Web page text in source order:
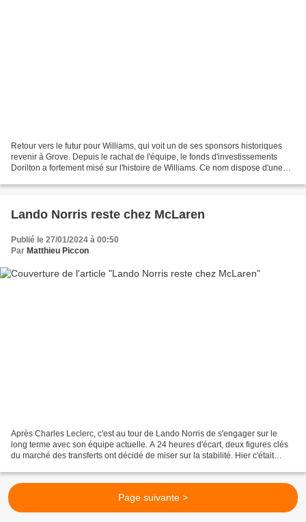
Retour vers le futur pour Williams, qui voit un de ses sponsors historiques
revenir à Grove. Depuis le rachat de l'équipe, le fonds d'investissements
Dorilton a fortement misé sur l'histoire de Williams. Ce nom dispose d'une
Lando Norris reste chez McLaren
Publié le 27/01/2024 à 00:50
Par Matthieu Piccon
Après Charles Leclerc, c'est au tour de Lando Norris de s'engager sur le
long terme avec son équipe actuelle. A 24 heures d'écart, deux figures clés
du marché des transferts ont décidé de miser sur la stabilité. Hier c'était
Page suivante >